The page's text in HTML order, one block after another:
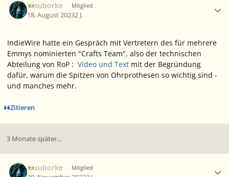
Blauborke Mitglied
18. August 20232 J.
IndieWire hatte ein Gespräch mit Vertretern des für mehrere
Emmys nominierten "Crafts Team", also der technischen
Abteilung von RoP : Video und Text mit der Begründung
dafür, warum die Spitzen von Ohrprothesen so wichtig sind -
und manches mehr.
Zitieren
3 Monate später...
Blauborke Mitglied